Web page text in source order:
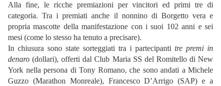
Alla fine, le ricche premiazioni per vincitori ed primi tre di
categoria. Tra i premiati anche il nonnino di Borgetto vera e
propria mascotte della manifestazione con i suoi 102 anni e sei
mesi (come lo stesso ha tenuto a precisare).
In chiusura sono state sorteggiati tra i partecipanti tre premi in
denaro (dollari), offerti dal Club Maria SS del Romitello di New
York nella persona di Tony Romano, che sono andati a Michele
Guzzo (Marathon Monreale), Francesco D’Arrigo (SAP) e a